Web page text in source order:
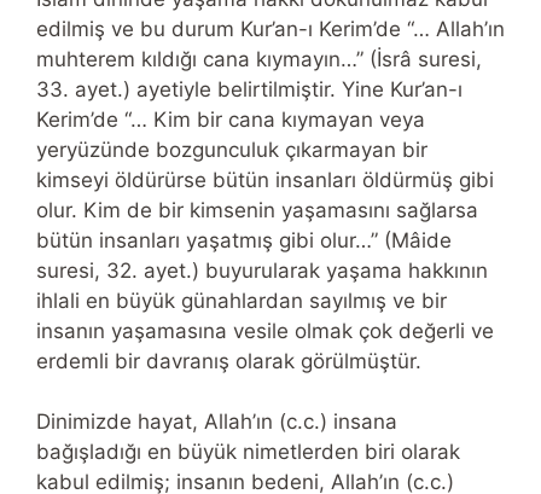
edilmiş ve bu durum Kur’an-ı Kerim’de “… Allah’ın
muhterem kıldığı cana kıymayın…” (İsrâ suresi,
33. ayet.) ayetiyle belirtilmiştir. Yine Kur’an-ı
Kerim’de “… Kim bir cana kıymayan veya
yeryüzünde bozgunculuk çıkarmayan bir
kimseyi öldürürse bütün insanları öldürmüş gibi
olur. Kim de bir kimsenin yaşamasını sağlarsa
bütün insanları yaşatmış gibi olur…” (Mâide
suresi, 32. ayet.) buyurularak yaşama hakkının
ihlali en büyük günahlardan sayılmış ve bir
insanın yaşamasına vesile olmak çok değerli ve
erdemli bir davranış olarak görülmüştür.
Dinimizde hayat, Allah’ın (c.c.) insana
bağışladığı en büyük nimetlerden biri olarak
kabul edilmiş; insanın bedeni, Allah’ın (c.c.)